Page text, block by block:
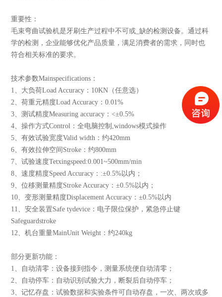
重要性：
毛束弯曲试验机是牙刷生产过程中不可或_缺的检测设备。通过科
学的检测，企业能够优化产品质量，满足消费者的需求，同时也
符合相关标准的要求。
技术参数Mainspecifications：
1、大负荷Load Accuracy：10KN（任意选）
2、荷重元精度Load Accuracy：0.01%
3、测试精度Measuring accuracy：<±0.5%
4、操作方式Control：全电脑控制,windows模式操作
5、有效试验宽度Valid width：约420mm
6、有效拉伸空间Stroke：约800mm
7、试验速度Tetxingspeed:0.001~500mm/min
8、速度精度Speed Accuracy：:±0.5%以内；
9、位移测量精度Stroke Accuracy：±0.5%以内；
10、变形测量精度Displacement Accuracy：±0.5%以内
11、安全装置Safe tydevice：电子限位保护，紧急停止键
Safeguardstroke
12、机台重量MainUnit Weight：约240kg
部分更新功能：
1、自动清零：设备接到指令，测量系统便自动清零；
2、自动停车：自动识别试验大力，断裂后自动停车；
3、记忆存盘：试验数据和实验条件可自动存盘，一次、两次或多